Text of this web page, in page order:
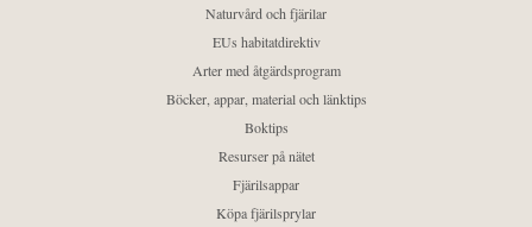
Naturvård och fjärilar
EUs habitatdirektiv
Arter med åtgärdsprogram
Böcker, appar, material och länktips
Boktips
Resurser på nätet
Fjärilsappar
Köpa fjärilsprylar